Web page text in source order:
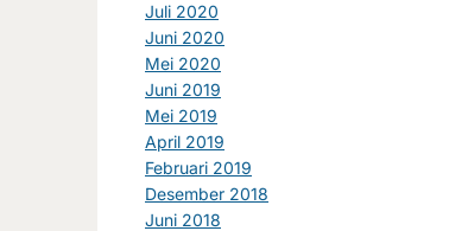
Juli 2020
Juni 2020
Mei 2020
Juni 2019
Mei 2019
April 2019
Februari 2019
Desember 2018
Juni 2018